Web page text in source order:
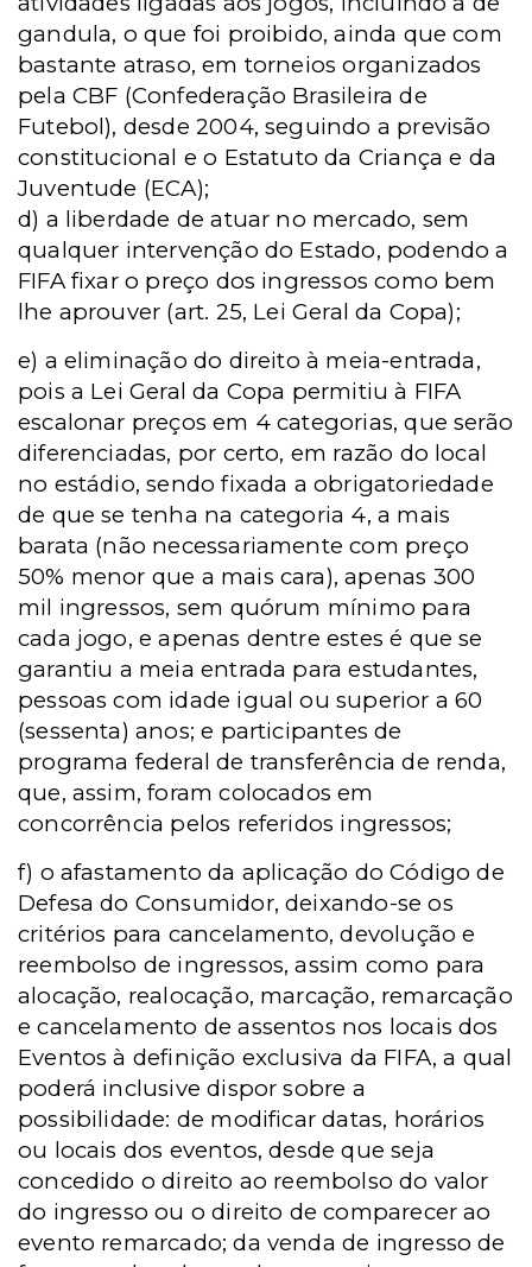
gandula, o que foi proibido, ainda que com
bastante atraso, em torneios organizados
pela CBF (Confederação Brasileira de
Futebol), desde 2004, seguindo a previsão
constitucional e o Estatuto da Criança e da
Juventude (ECA);
d) a liberdade de atuar no mercado, sem
qualquer intervenção do Estado, podendo a
FIFA fixar o preço dos ingressos como bem
lhe aprouver (art. 25, Lei Geral da Copa);
e) a eliminação do direito à meia-entrada,
pois a Lei Geral da Copa permitiu à FIFA
escalonar preços em 4 categorias, que serão
diferenciadas, por certo, em razão do local
no estádio, sendo fixada a obrigatoriedade
de que se tenha na categoria 4, a mais
barata (não necessariamente com preço
50% menor que a mais cara), apenas 300
mil ingressos, sem quórum mínimo para
cada jogo, e apenas dentre estes é que se
garantiu a meia entrada para estudantes,
pessoas com idade igual ou superior a 60
(sessenta) anos; e participantes de
programa federal de transferência de renda,
que, assim, foram colocados em
concorrência pelos referidos ingressos;
f) o afastamento da aplicação do Código de
Defesa do Consumidor, deixando-se os
critérios para cancelamento, devolução e
reembolso de ingressos, assim como para
alocação, realocação, marcação, remarcação
e cancelamento de assentos nos locais dos
Eventos à definição exclusiva da FIFA, a qual
poderá inclusive dispor sobre a
possibilidade: de modificar datas, horários
ou locais dos eventos, desde que seja
concedido o direito ao reembolso do valor
do ingresso ou o direito de comparecer ao
evento remarcado; da venda de ingresso de